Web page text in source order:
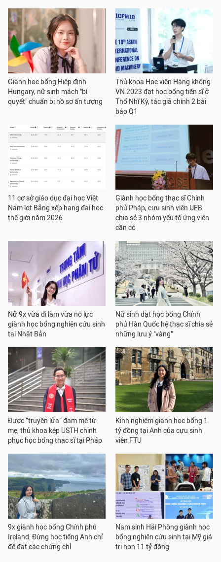
Giành học bổng Hiệp định
Hungary, nữ sinh mách "bí
quyết" chuẩn bị hồ sơ ấn tượng
Thủ khoa Học viện Hàng không
VN 2023 đạt học bổng tiến sĩ ở
Thổ Nhĩ Kỳ, tác giả chính 2 bài
báo Q1
11 cơ sở giáo dục đại học Việt
Nam lọt Bảng xếp hạng đại học
thế giới năm 2026
Giành học bổng thạc sĩ Chính
phủ Pháp, cựu sinh viên UEB
chia sẻ 3 nhóm yếu tố ứng viên
cần có
Nữ 9x vừa đi làm vừa nỗ lực
giành học bổng nghiên cứu sinh
tại Nhật Bản
Nữ sinh đạt học bổng Chính
phủ Hàn Quốc hệ thạc sĩ chia sẻ
những lưu ý "vàng"
Được “truyền lửa” đam mê từ
mẹ, thủ khoa kép USTH chinh
phục học bổng thạc sĩ tại Pháp
Kinh nghiệm giành học bổng 1
tỷ đồng tại Anh của cựu sinh
viên FTU
9x giành học bổng Chính phủ
Ireland: Đừng học tiếng Anh chỉ
để đạt các chứng chỉ
Nam sinh Hải Phòng giành học
bổng nghiên cứu sinh tại Mỹ giá
trị hơn 11 tỷ đồng